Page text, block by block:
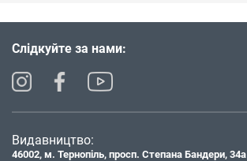
Слідкуйте за нами:
Видавництво:
46002, м. Тернопіль, просп. Степана Бандери, 34а